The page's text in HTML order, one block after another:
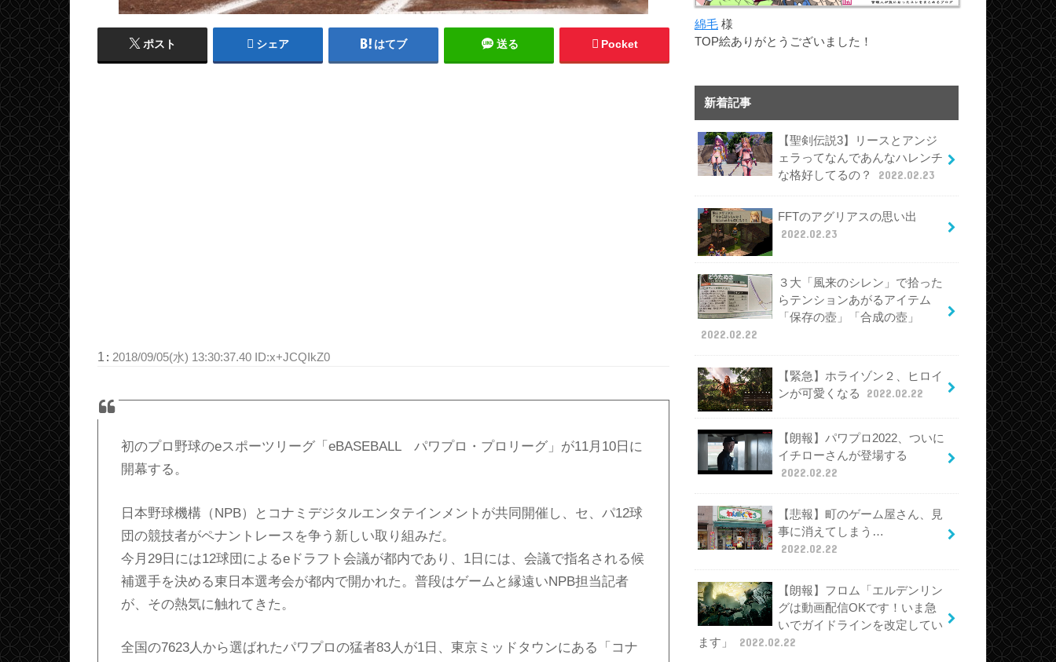
ポスト シェア はてブ 送る Pocket
1 : 2018/09/05(水) 13:30:37.40 ID:x+JCQIkZ0
初のプロ野球のeスポーツリーグ「eBASEBALL パワプロ・プロリーグ」が11月10日に
開幕する。
日本野球機構（NPB）とコナミデジタルエンタテインメントが共同開催し、セ、パ12球
団の競技者がペナントレースを争う新しい取り組みだ。
今月29日には12球団によるeドラフト会議が都内であり、1日には、会議で指名される候
補選手を決める東日本選考会が都内で開かれた。普段はゲームと縁遠いNPB担当記者
が、その熱気に触れてきた。
全国の7623人から選ばれたパワプロの猛者83人が1日、東京ミッドタウンにある「コナ
綿毛 様
TOP絵ありがとうございました！
新着記事
【聖剣伝説3】リースとアンジ
ェラってなんであんなハレンチ
な格好してるの？
2022.02.23
FFTのアグリアスの思い出
2022.02.23
３大「風来のシレン」で拾った
らテンションあがるアイテム
「保存の壺」「合成の壺」
2022.02.22
【緊急】ホライゾン２、ヒロイ
ンが可愛くなる
2022.02.22
【朗報】パワプロ2022、ついに
イチローさんが登場する
2022.02.22
【悲報】町のゲーム屋さん、見
事に消えてしまう…
2022.02.22
【朗報】フロム「エルデンリン
グは動画配信OKです！いま急
いでガイドラインを改定してい
ます」
2022.02.22